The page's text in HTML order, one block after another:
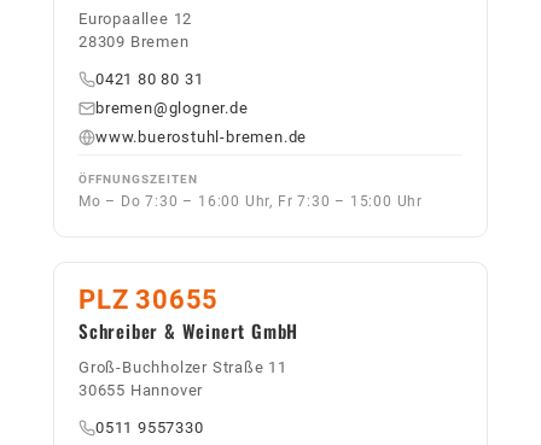
Europaallee 12
28309 Bremen
0421 80 80 31
bremen@glogner.de
www.buerostuhl-bremen.de
ÖFFNUNGSZEITEN
Mo – Do 7:30 – 16:00 Uhr, Fr 7:30 – 15:00 Uhr
PLZ 30655
Schreiber & Weinert GmbH
Groß-Buchholzer Straße 11
30655 Hannover
0511 9557330